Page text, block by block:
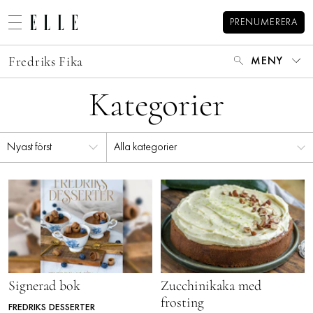
PRENUMERERA
MODE
MAT & VIN
BLOGGAR
MEMBER
HOROSKOP
ELLE-GALAN
NÖJE
Fredriks Fika MENY
HEM
KATEGORIER
ARKIV
KONTAKT
Kategorier
Alla kategorier
Signerad bok
FREDRIKS DESSERTER
Zucchinikaka med
frosting